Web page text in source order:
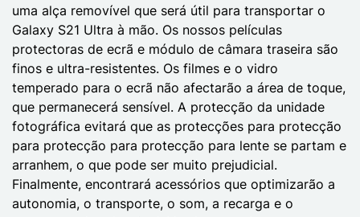
uma alça removível que será útil para transportar o
Galaxy S21 Ultra à mão. Os nossos películas
protectoras de ecrã e módulo de câmara traseira são
finos e ultra-resistentes. Os filmes e o vidro
temperado para o ecrã não afectarão a área de toque,
que permanecerá sensível. A protecção da unidade
fotográfica evitará que as protecções para protecção
para protecção para protecção para lente se partam e
arranhem, o que pode ser muito prejudicial.
Finalmente, encontrará acessórios que optimizarão a
autonomia, o transporte, o som, a recarga e o